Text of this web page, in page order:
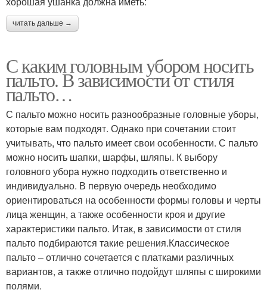
читать дальше →
С каким головным убором носить
пальто. В зависимости от стиля
пальто…
С пальто можно носить разнообразные головные уборы,
которые вам подходят. Однако при сочетании стоит
учитывать, что пальто имеет свои особенности. С пальто
можно носить шапки, шарфы, шляпы. К выбору
головного убора нужно подходить ответственно и
индивидуально. В первую очередь необходимо
ориентироваться на особенности формы головы и черты
лица женщин, а также особенности кроя и другие
характеристики пальто. Итак, в зависимости от стиля
пальто подбираются такие решения.Классическое
пальто – отлично сочетается с платками различных
вариантов, а также отлично подойдут шляпы с широкими
полями.